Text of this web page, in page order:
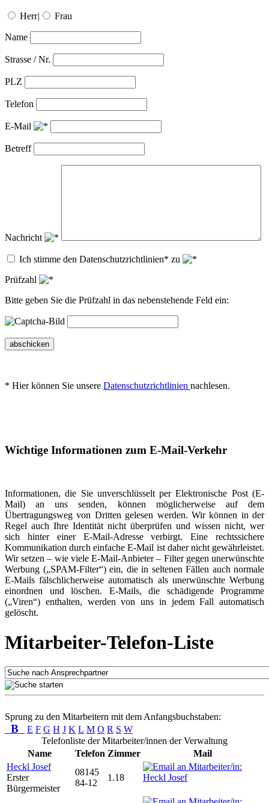
Herr| Frau
Name
Strasse / Nr.
PLZ
Telefon
E-Mail
Betreff
Nachricht
Ich stimme den Datenschutzrichtlinien* zu
Prüfzahl
Bitte geben Sie die Prüfzahl in das nebenstehende Feld ein:
abschicken
* Hier können Sie unsere Datenschutzrichtlinien nachlesen.
Wichtige Informationen zum E-Mail-Verkehr
Informationen, die Sie unverschlüsselt per Elektronische Post (E-
Mail) an uns senden, können möglicherweise auf dem
Übertragungsweg von Dritten gelesen werden. Wir können in der
Regel auch Ihre Identität nicht überprüfen und wissen nicht, wer
sich hinter einer E-Mail-Adresse verbirgt. Eine rechtssichere
Kommunikation durch einfache E-Mail ist daher nicht gewährleistet.
Wir setzen – wie viele E-Mail-Anbieter – Filter gegen unerwünschte
Werbung („SPAM-Filter“) ein, die in seltenen Fällen auch normale
E-Mails fälschlicherweise automatisch als unerwünschte Werbung
einordnen und löschen. E-Mails, die schädigende Programme
(„Viren“) enthalten, werden von uns in jedem Fall automatisch
gelöscht.
Mitarbeiter-Telefon-Liste
Sprung zu den Mitarbeitern mit dem Anfangsbuchstaben:
B E F G H J K L M O R S W
Telefonliste der Mitarbeiter/innen der Verwaltung
Name
Telefon Zimmer
Mail
Heckl Josef
Erster
Bürgermeister
08145
84-12
1.18